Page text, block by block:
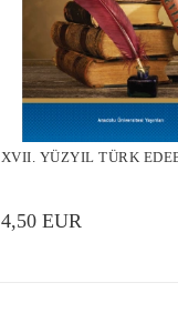
XVII. YÜZYIL TÜRK
4,50 EUR